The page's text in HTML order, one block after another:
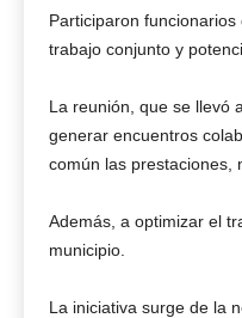
Participaron
trabajo conjunto y
La reunión, que se llevó
generar encuentros
común las prestaciones,
Además, a optimizar el
municipio.
La iniciativa surge de la